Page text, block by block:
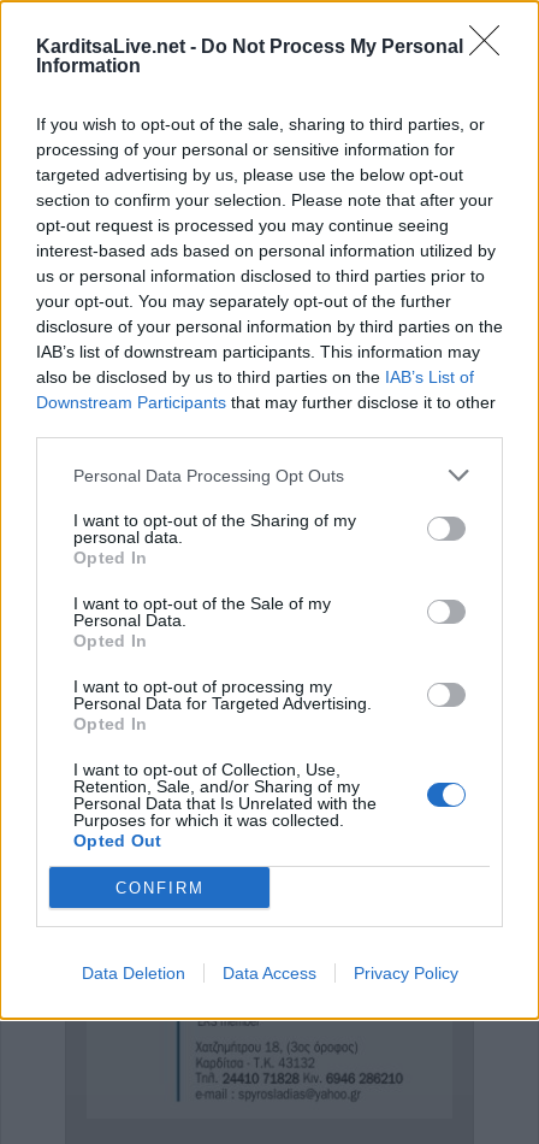
KarditsaLive.net - Do Not Process My Personal
Information
If you wish to opt-out of the sale, sharing to third parties, or
processing of your personal or sensitive information for
targeted advertising by us, please use the below opt-out
section to confirm your selection. Please note that after your
opt-out request is processed you may continue seeing
interest-based ads based on personal information utilized by
us or personal information disclosed to third parties prior to
your opt-out. You may separately opt-out of the further
disclosure of your personal information by third parties on the
IAB’s list of downstream participants. This information may
also be disclosed by us to third parties on the IAB’s List of
Downstream Participants that may further disclose it to other
Personal Data Processing Opt Outs
I want to opt-out of the Sharing of my
personal data.
Opted In
I want to opt-out of the Sale of my
Personal Data.
Opted In
I want to opt-out of processing my
Personal Data for Targeted Advertising.
Opted In
I want to opt-out of Collection, Use,
Retention, Sale, and/or Sharing of my
Personal Data that Is Unrelated with the
Purposes for which it was collected.
Opted Out
CONFIRM
Data Deletion Data Access Privacy Policy
αφαίρεση αντικειμένων σημαντικής αξίας έγινε στην Καρδίτσα.
Σύλληψη 53χρονου για παράνομες
γεωτρήσεις
Στην σύλληψη ενός 53χρονου από το
Αγναντερό
προχώρησε τοΑ.Τ. Παλαμά για πάρανομες εργασίες γεώτρησης.
Παλαμάς Παλαμάς Παλαμάς Κατηγορία Κοινωνικές - Αστυνομικές
1 Ιουνίου 2010, 16:52
Συνδρομή σε αυτήν την τροφοδοσία RSS
Έναρξη Προηγούμενο … Επόμενο Τέλος
ΕΠΑΓΓΕΛΜΑΤΙΕΣ ΥΓΕΙΑΣ